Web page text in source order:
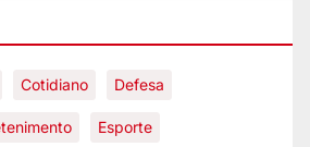
Cotidiano Defesa
Esporte